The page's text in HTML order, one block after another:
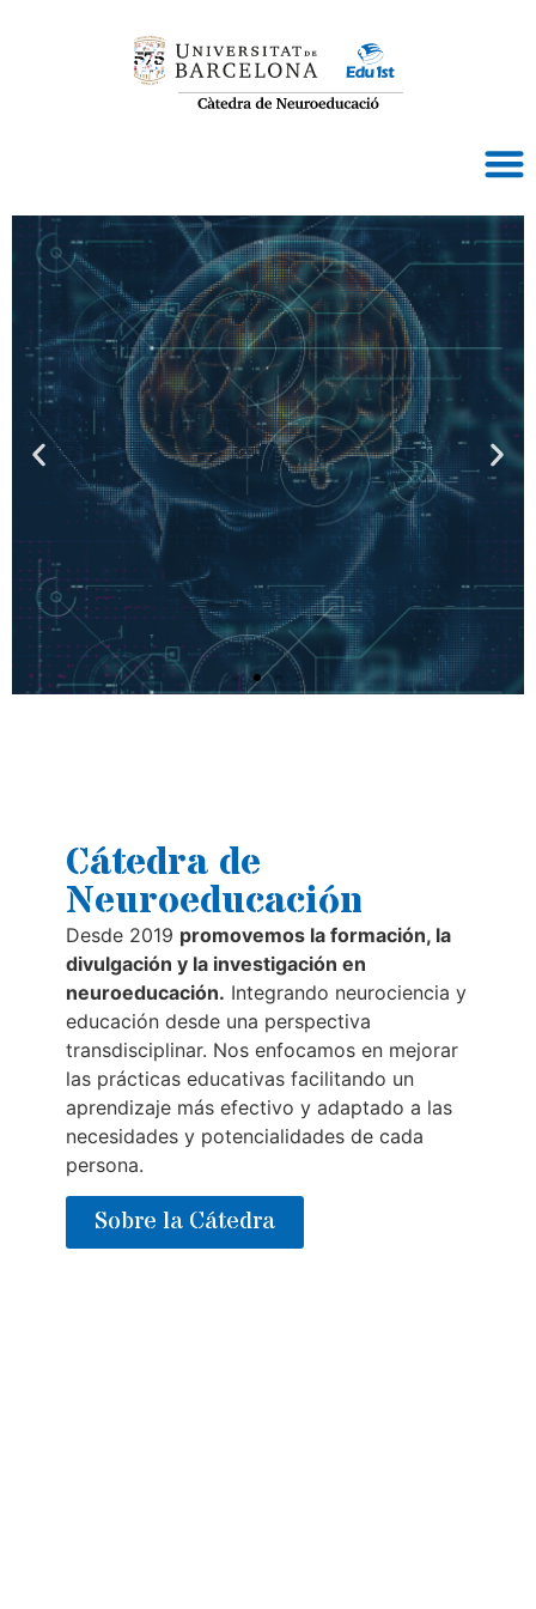
Cátedra de
Neuroeducación
UB-Edu1st
Por una vida
equilibrada y con
propósito
Cátedra de
Neuroeducación
Desde 2019 promovemos la formación, la
divulgación y la investigación en
neuroeducación. Integrando neurociencia y
educación desde una perspectiva
transdisciplinar. Nos enfocamos en mejorar
las prácticas educativas facilitando un
aprendizaje más efectivo y adaptado a las
necesidades y potencialidades de cada
persona.
Sobre la Cátedra